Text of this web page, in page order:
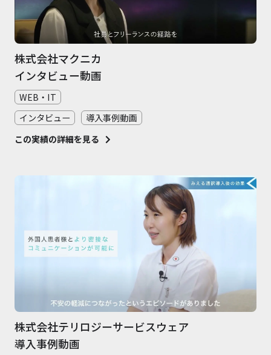
株式会社マクニカ
インタビュー動画
WEB・IT
インタビュー
導入事例動画
この実績の詳細を見る
株式会社テリロジーサービスウェア
導入事例動画